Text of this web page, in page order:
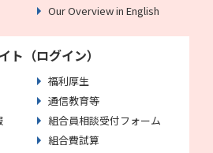
Our Overview in English
ト（ログイン）
福利厚生
通信教育等
組合員相談受付フォーム
組合費試算